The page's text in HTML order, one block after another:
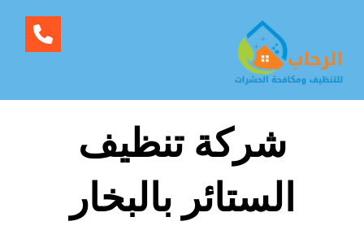
شركة تنظيف
الستائر بالبخار